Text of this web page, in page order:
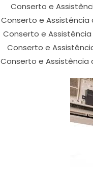
Conserto e
Conserto e Assistência
Conserto e Assistência
Conserto e
Conserto e Assistência